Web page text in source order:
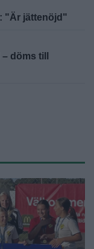
"Är jättenöjd"
döms till